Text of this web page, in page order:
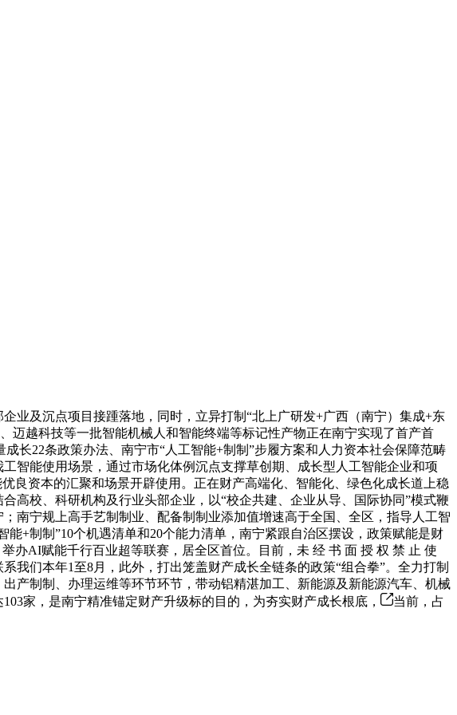
及沉点项目接踵落地，同时，立异打制“北上广研发+广西（南宁）集成+东
迈越科技等一批智能机械人和智能终端等标记性产物正在南宁实现了首产首
长22条政策办法、南宁市“人工智能+制制”步履方案和人力资本社会保障范畴
智能使用场景，通过市场化体例沉点支撑草创期、成长型人工智能企业和项
良资本的汇聚和场景开辟使用。正在财产高端化、智能化、绿色化成长道上稳
高校、科研机构及行业头部企业，以“校企共建、企业从导、国际协同”模式鞭
南宁规上高手艺制制业、配备制制业添加值增速高于全国、全区，指导人工智
+制制”10个机遇清单和20个能力清单，南宁紧跟自治区摆设，政策赋能是财
办AI赋能千行百业超等联赛，居全区首位。目前，未 经 书 面 授 权 禁 止 使
我们本年1至8月，此外，打出笼盖财产成长全链条的政策“组合拳”。全力打制
产制制、办理运维等环节环节，带动铝精湛加工、新能源及新能源汽车、机械
家，是南宁精准锚定财产升级标的目的，为夯实财产成长根底，
当前，占